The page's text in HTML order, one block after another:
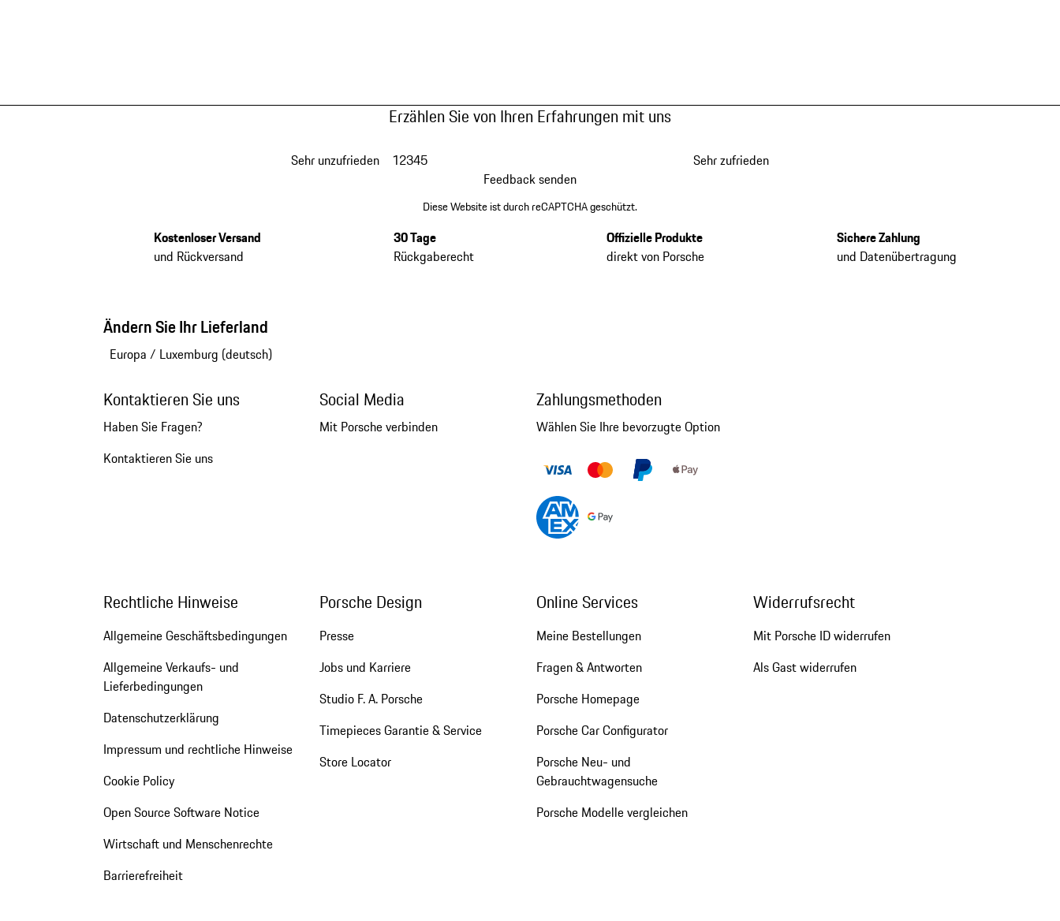
Erzählen Sie von Ihren Erfahrungen mit uns
Sehr unzufrieden 12345
Sehr zufrieden
Feedback senden
Diese Website ist durch reCAPTCHA geschützt.
Kostenloser Versand
und Rückversand
30 Tage
Rückgaberecht
Offizielle Produkte
direkt von Porsche
Sichere Zahlung
und Datenübertragung
Ändern Sie Ihr Lieferland
Europa / Luxemburg (deutsch)
Kontaktieren Sie uns
Haben Sie Fragen?
Kontaktieren Sie uns
Social Media
Mit Porsche verbinden
Zahlungsmethoden
Wählen Sie Ihre bevorzugte Option
Rechtliche Hinweise
Allgemeine Geschäftsbedingungen
Allgemeine Verkaufs- und
Lieferbedingungen
Datenschutzerklärung
Impressum und rechtliche Hinweise
Cookie Policy
Open Source Software Notice
Wirtschaft und Menschenrechte
Barrierefreiheit
Porsche Design
Presse
Jobs und Karriere
Studio F. A. Porsche
Timepieces Garantie & Service
Store Locator
Online Services
Meine Bestellungen
Fragen & Antworten
Porsche Homepage
Porsche Car Configurator
Porsche Neu- und
Gebrauchtwagensuche
Porsche Modelle vergleichen
Widerrufsrecht
Mit Porsche ID widerrufen
Als Gast widerrufen